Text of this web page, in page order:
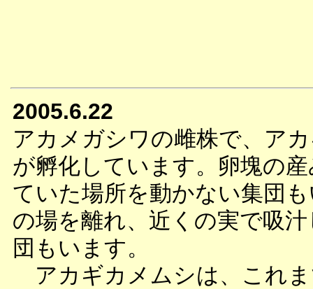
2005.6.22
アカメガシワの雌株で、ア
が孵化しています。卵塊の
ていた場所を動かない集団
の場を離れ、近くの実で吸
団もいます。
アカギカメムシは、これ